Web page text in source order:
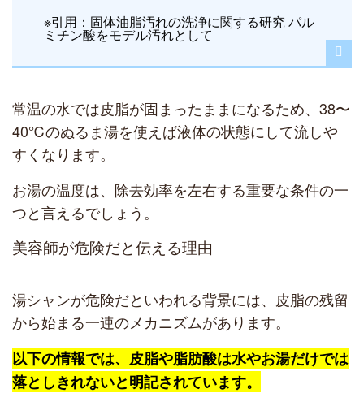
※引用：固体油脂汚れの洗浄に関する研究 パル
ミチン酸をモデル汚れとして
常温の水では皮脂が固まったままになるため、38〜
40℃のぬるま湯を使えば液体の状態にして流しや
すくなります。
お湯の温度は、除去効率を左右する重要な条件の一
つと言えるでしょう。
美容師が危険だと伝える理由
湯シャンが危険だといわれる背景には、皮脂の残留
から始まる一連のメカニズムがあります。
以下の情報では、皮脂や脂肪酸は水やお湯だけでは
落としきれないと明記されています。